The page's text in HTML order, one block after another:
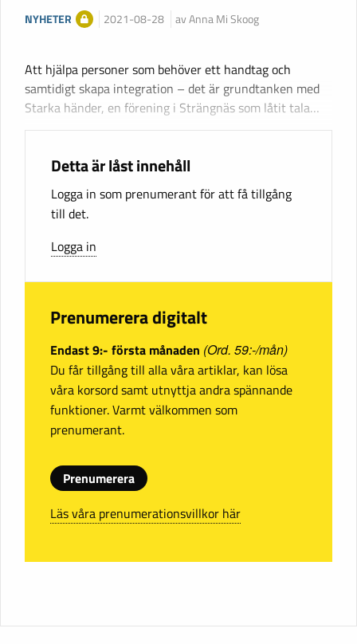
NYHETER 2021-08-28 av Anna Mi Skoog
Att hjälpa personer som behöver ett handtag och
samtidigt skapa integration – det är grundtanken med
Starka händer, en förening i Strängnäs som låtit tala…
Detta är låst innehåll
Logga in som prenumerant för att få tillgång
till det.
Logga in
Prenumerera digitalt
Endast 9:- första månaden (Ord. 59:-/mån)
Du får tillgång till alla våra artiklar, kan lösa
våra korsord samt utnyttja andra spännande
funktioner. Varmt välkommen som
prenumerant.
Prenumerera
Läs våra prenumerationsvillkor här